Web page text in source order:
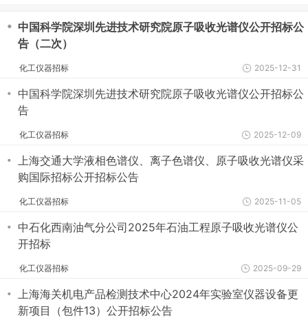
・ 中国科学院深圳先进技术研究院原子吸收光谱仪公开招标公
告（二次）
化工仪器招标 2025-12-31
・ 中国科学院深圳先进技术研究院原子吸收光谱仪公开招标公
告
化工仪器招标 2025-12-09
・ 上海交通大学液相色谱仪、离子色谱仪、原子吸收光谱仪采
购国际招标公开招标公告
化工仪器招标 2025-11-05
・ 中石化西南油气分公司2025年石油工程原子吸收光谱仪公
开招标
化工仪器招标 2025-09-29
・ 上海海关机电产品检测技术中心2024年实验室仪器设备更
新项目（包件13）公开招标公告